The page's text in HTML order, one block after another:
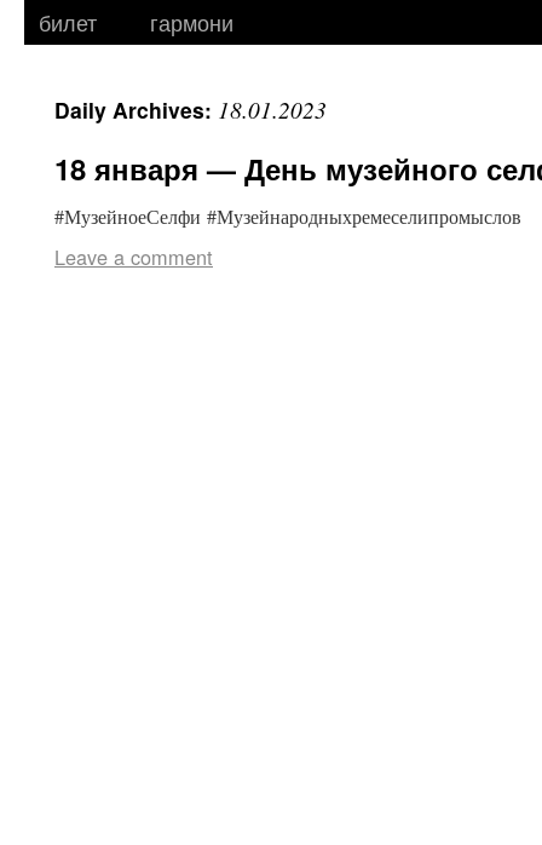
билет
гармони
Daily Archives: 18.01.2023
18 января — День музейного
#МузейноеСелфи #Музейнародныхремеселипромыслов
Leave a comment